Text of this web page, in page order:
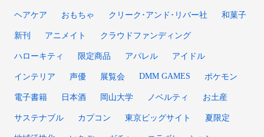
ヘアケア おもちゃ クリーク･アンド･リバー社 和菓子
新刊 アニメイト クラウドファンディング
ハローキティ 限定商品 アパレル アイドル
インテリア 声優 展覧会 DMM GAMES ポケモン
電子書籍 日本酒 岡山大学 ノベルティ お土産
サステナブル カプコン 東京ビッグサイト 夏限定